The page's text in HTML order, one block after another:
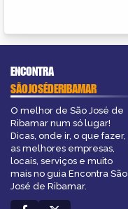
ENCONTRA
SÃOJOSÉDERIBAMAR
O melhor de São José de
Ribamar num só lugar!
Dicas, onde ir, o que fazer,
as melhores empresas,
locais, serviços e muito
mais no guia Encontra São
José de Ribamar.